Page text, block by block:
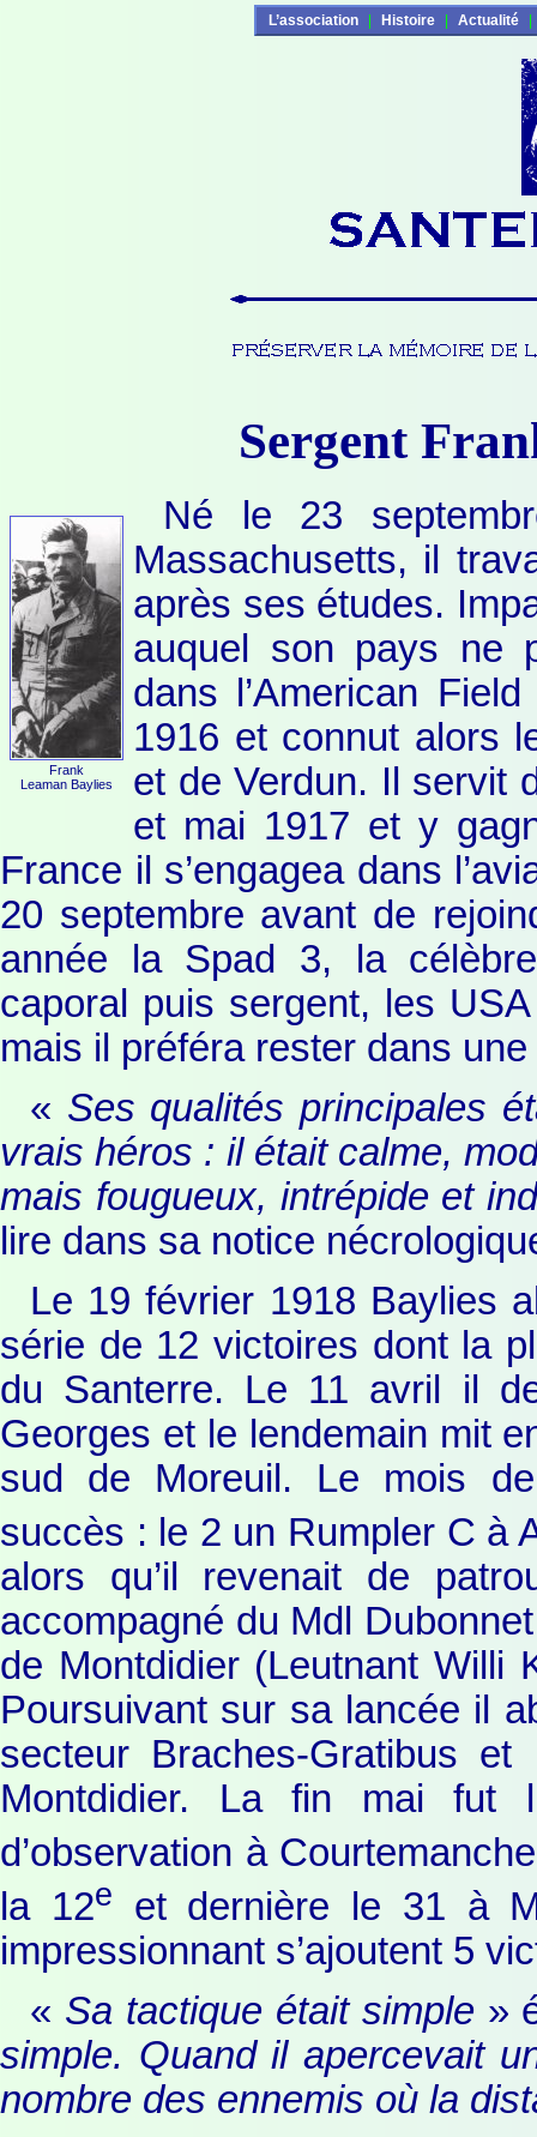
L’association Histoire Actualité
Sergent
Frank
Leaman Baylies
Né le 23
Massachusetts, il
après ses études.
auquel son pays ne
dans l’American
1916 et connut alors
et de Verdun. Il servit
et mai 1917 et y
France il s’engagea dans
20 septembre avant de
année la Spad 3, la
caporal puis sergent, les
mais il préféra rester dans
« Ses qualités principales
vrais héros : il était calme,
mais fougueux, intrépide et
lire dans sa notice
Le 19 février 1918 Baylies
série de 12 victoires dont la
du Santerre. Le 11 avril il
Georges et le lendemain mit
sud de Moreuil. Le mois
succès : le 2 un Rumpler C à
alors qu’il revenait de
accompagné du Mdl
de Montdidier (Leutnant Willi
Poursuivant sur sa lancée il
secteur Braches-Gratibus
Montdidier. La fin mai fut
d’observation à
la 12e
et dernière le 31 à
impressionnant s’ajoutent 5
« Sa tactique était simple»
simple. Quand il apercevait
nombre des ennemis où la